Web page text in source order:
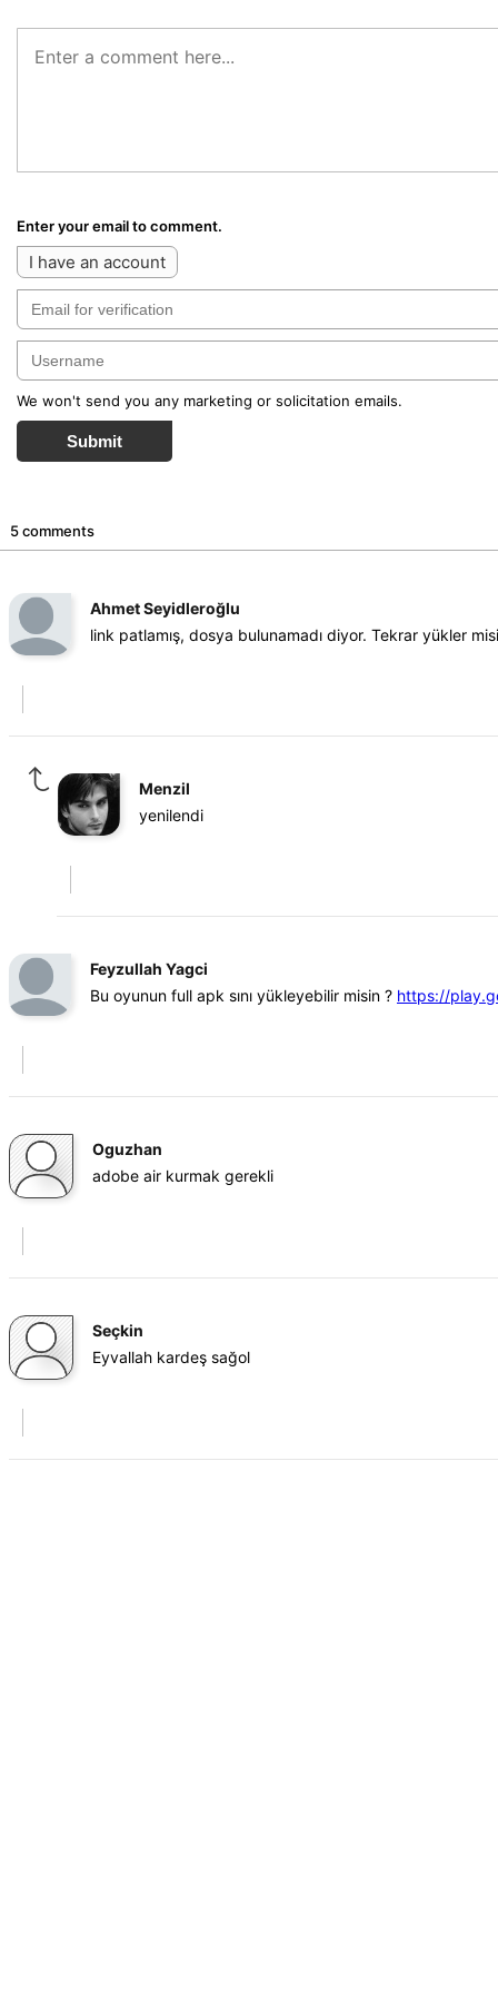
Enter your email to comment.
I have an account
We won't send you any marketing or solicitation emails.
Submit
5 comments
Ahmet Seyidleroğlu
link patlamış, dosya bulunamadı diyor. Tekrar yükler
Menzil
yenilendi
Feyzullah Yagci
Bu oyunun full apk sını yükleyebilir misin ? https://
Oguzhan
adobe air kurmak gerekli
Seçkin
Eyvallah kardeş sağol